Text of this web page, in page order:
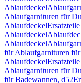
Ablaufdeckel
Ablaufgarnituren für
Ablaufdeckel
Ablaufdeckel
Ablaufdeckel
für Ablaufgarnituren
Ablaufdeckel
Ablaufgarnituren für
für Badewannen, d52